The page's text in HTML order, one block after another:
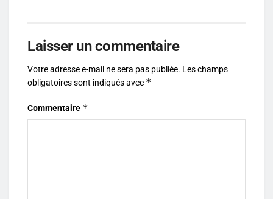
Laisser un commentaire
Votre adresse e-mail ne sera pas publiée. Les champs
obligatoires sont indiqués avec *
Commentaire *